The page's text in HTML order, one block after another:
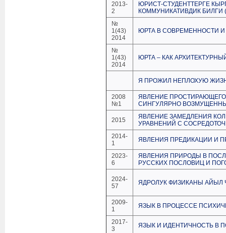
2013-
2
ЮРИСТ-СТУДЕНТТЕРГЕ
КОММУНИКАТИВДИК
№
1(43)
2014
ЮРТА В СОВРЕМЕННОСТИ
№
1(43)
2014
ЮРТА – КАК
Я ПРОЖИЛ НЕПЛОХУЮ
2008
№1
ЯВЛЕНИЕ
СИНГУЛЯРНО
2015
ЯВЛЕНИЕ ЗАМЕДЛЕНИЯ
УРАВНЕНИЙ С
2014-
1
ЯВЛЕНИЯ ПРЕДИКАЦИИ И
2023-
6
ЯВЛЕНИЯ ПРИРОДЫ В
РУССКИХ ПОСЛОВИЦ И
2024-
57
ЯДРОЛУК ФИЗИКАНЫ АЙЫЛ
2009-
1
ЯЗЫК В ПРОЦЕССЕ
2017-
3
ЯЗЫК И ИДЕНТИЧНОСТЬ В